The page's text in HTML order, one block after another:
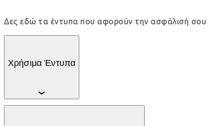
Δες εδώ τα έντυπα που αφορούν την ασφάλισή σου
Χρήσιμα Έντυπα